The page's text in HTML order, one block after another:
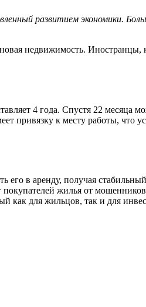
развитием экономики.
недвижимость. Иностранцы,
4 года. Спустя 22 месяца
привязку к месту работы, что
его в аренду, получая
покупателей жилья от
как для жильцов, так и для